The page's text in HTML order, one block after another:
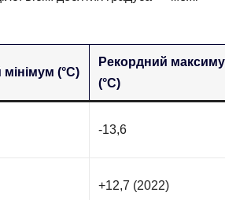
(°C)
Рекордний
(°C)
-13,6
+12,7 (2022)